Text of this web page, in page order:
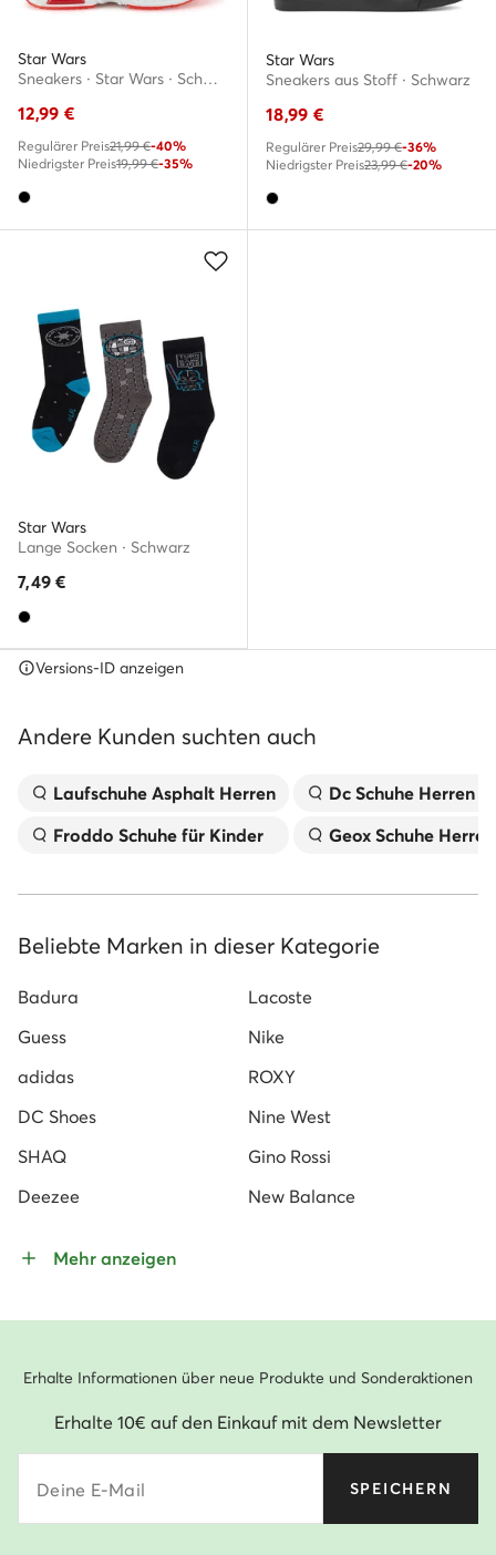
Star Wars
Sneakers · Star Wars · Schwarz
12,99 €
Regulärer Preis21,99 €-40%
Niedrigster Preis19,99 €-35%
Star Wars
Sneakers aus Stoff · Schwarz
18,99 €
Regulärer Preis29,99 €-36%
Niedrigster Preis23,99 €-20%
Star Wars
Lange Socken · Schwarz
7,49 €
Versions-ID anzeigen
Andere Kunden suchten auch
Laufschuhe Asphalt Herren
Froddo Schuhe für Kinder
Dc Schuhe Herren
Geox Schuhe Herren
Beliebte Marken in dieser Kategorie
Badura
Lacoste
Guess
Nike
adidas
ROXY
DC Shoes
Nine West
SHAQ
Gino Rossi
Deezee
New Balance
Mehr anzeigen
Erhalte Informationen über neue Produkte und Sonderaktionen
Erhalte 10€ auf den Einkauf mit dem Newsletter
Deine E-Mail SPEICHERN